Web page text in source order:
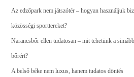
Az edzőpark nem játszótér – hogyan használjuk
közösségi sporttereket?
Narancsbőr ellen tudatosan – mit tehetünk a
bőrért?
A belső béke nem luxus, hanem tudatos döntés